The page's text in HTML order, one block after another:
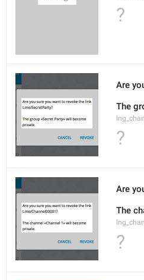
?
Are
The
?
Are
The
?